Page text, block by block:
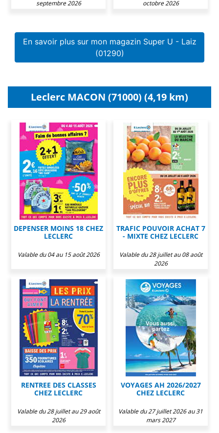
septembre 2026
octobre 2026
En savoir plus sur mon magazin Super U - Laiz
(01290)
Leclerc MACON (71000) (4,19 km)
DEPENSER MOINS 18 CHEZ
LECLERC
Valable du 04 au 15 août 2026
TRAFIC POUVOIR ACHAT 7
- MIXTE CHEZ LECLERC
Valable du 28 juillet au 08 août
2026
RENTREE DES CLASSES
CHEZ LECLERC
Valable du 28 juillet au 29 août
2026
VOYAGES AH 2026/2027
CHEZ LECLERC
Valable du 27 juillet 2026 au 31
mars 2027